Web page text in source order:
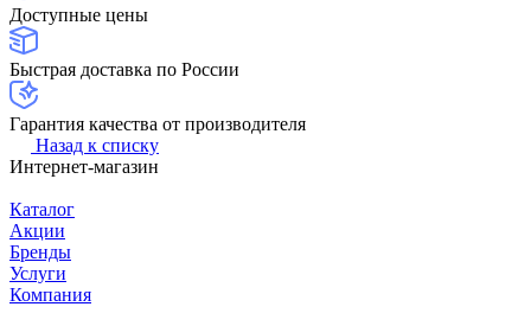
Доступные цены
Быстрая доставка по России
Гарантия качества от производителя
Назад к списку
Интернет-магазин
Каталог
Акции
Бренды
Услуги
Компания